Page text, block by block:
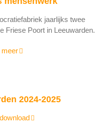
jaarlijks twee
Friese Poort in Leeuwarden.
meer
2024-2025